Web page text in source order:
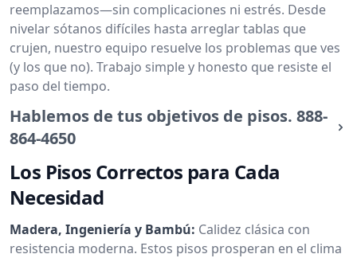
reemplazamos—sin complicaciones ni estrés. Desde
nivelar sótanos difíciles hasta arreglar tablas que
crujen, nuestro equipo resuelve los problemas que ves
(y los que no). Trabajo simple y honesto que resiste el
paso del tiempo.
Hablemos de tus objetivos de pisos. 888-
864-4650
Los Pisos Correctos para Cada
Necesidad
Madera, Ingeniería y Bambú: Calidez clásica con
resistencia moderna. Estos pisos prosperan en el clima